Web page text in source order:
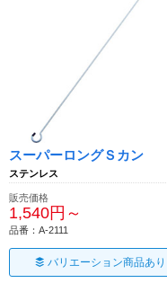
スーパーロングＳカン
ステンレス
販売価格
1,540円～
品番：A-2111
バリエーション商品あり